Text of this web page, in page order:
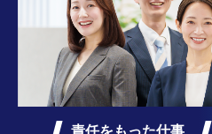
責任をもった仕事